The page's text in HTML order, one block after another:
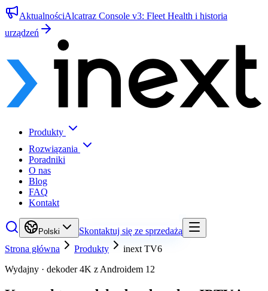
AktualnościAlcatraz Console v3: Fleet Health i historia
urządzeń
Produkty
Rozwiązania
Poradniki
O nas
Blog
FAQ
Kontakt
Polski
Skontaktuj się ze sprzedażą
Strona główna
Produkty
inext TV6
Wydajny · dekoder 4K z Androidem 12